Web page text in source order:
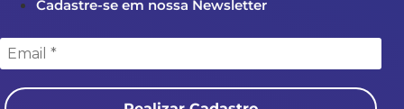
Cadastre-se em nossa Newsletter